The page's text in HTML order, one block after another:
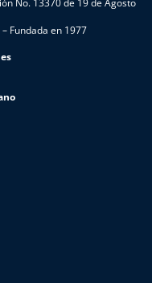
No. 13370 de 19 de Agosto
Fundada en 1977